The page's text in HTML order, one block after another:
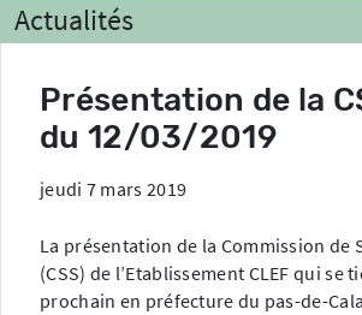
Actualités
Présentation de la
du 12/03/2019
jeudi 7 mars 2019
La présentation de la Commission de
(CSS) de l’Etablissement CLEF qui se
prochain en préfecture du pas-de-